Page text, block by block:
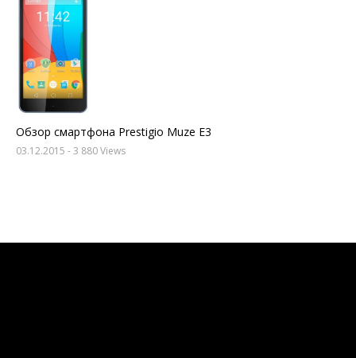
Обзор смартфона Prestigio Muze E3
03.12.2015 - 3 880 Views